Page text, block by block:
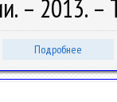
– 2013.
Подробнее